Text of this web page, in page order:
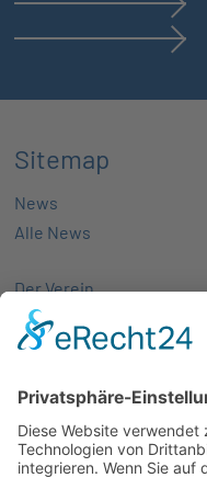
Sitemap
News
Alle News
Der Verein
Über uns
Aktivitäten
Mitgliedschaft
Partnernetze